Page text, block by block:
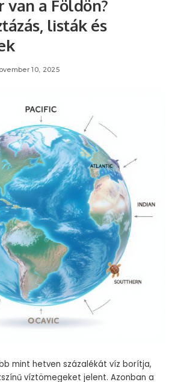
van a Földön?
listák és
10, 2025
mint hetven százalékát víz borítja,
víztömegeket jelent. Azonban a